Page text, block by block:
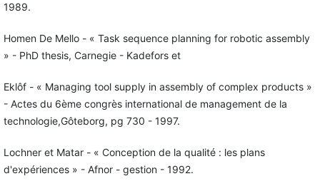
1989.
Homen De Mello - « Task sequence planning for robotic assembly
» - PhD thesis, Carnegie - Kadefors et
Eklôf - « Managing tool supply in assembly of complex products »
- Actes du 6ème congrès international de management de la
technologie,Gôteborg, pg 730 - 1997.
Lochner et Matar - « Conception de la qualité : les plans
d'expériences » - Afnor - gestion - 1992.